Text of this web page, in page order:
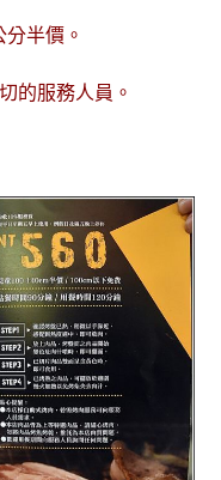
半價。
的服務人員。